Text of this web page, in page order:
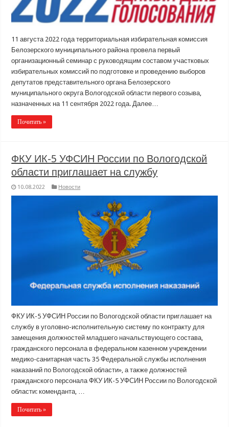
11 августа 2022 года территориальная избирательная комиссия
Белозерского муниципального района провела первый
организационный семинар с руководящим составом участковых
избирательных комиссий по подготовке и проведению выборов
депутатов представительного органа Белозерского
муниципального округа Вологодской области первого созыва,
назначенных на 11 сентября 2022 года. Далее…
Почитать »
ФКУ ИК-5 УФСИН России по Вологодской
области приглашает на службу
10.08.2022 Новости
ФКУ ИК-5 УФСИН России по Вологодской области приглашает на
службу в уголовно-исполнительную систему по контракту для
замещения должностей младшего начальствующего состава,
гражданского персонала в федеральном казенном учреждении
медико-санитарная часть 35 Федеральной службы исполнения
наказаний по Вологодской области», а также должностей
гражданского персонала ФКУ ИК-5 УФСИН России по Вологодской
области: коменданта, …
Почитать »